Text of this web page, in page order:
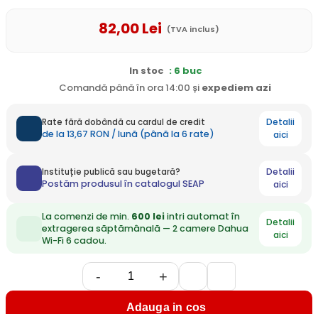
82,00Lei (TVA inclus)
In stoc : 6 buc
Comandă până în ora 14:00 și expediem azi
Rate fără dobândă cu cardul de credit
de la 13,67 RON / lună (până la 6 rate)
Detalii
aici
Instituție publică sau bugetară?
Postăm produsul în catalogul SEAP
Detalii
aici
La comenzi de min. 600 leiintri automat în
extragerea săptămânală — 2 camere Dahua
Wi-Fi 6 cadou.
Detalii
aici
- +
Adauga in cos